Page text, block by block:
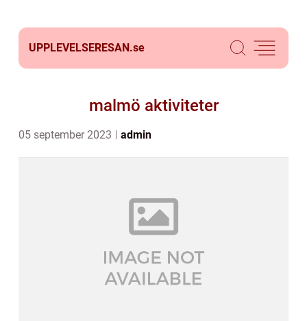
UPPLEVELSERESAN.se
malmö aktiviteter
05 september 2023 admin